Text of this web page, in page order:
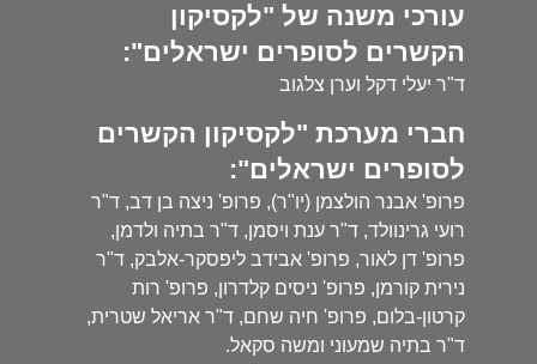
עורכי משנה של "לקסיקון
הקשרים לסופרים ישראלים":
ד"ר יעלי דקל וערן צלגוב
חברי מערכת "לקסיקון הקשרים
לסופרים ישראלים":
פרופ' אבנר הולצמן (יו"ר), פרופ' ניצה בן דב, ד"ר
רועי גרינוולד, ד"ר ענת ויסמן, ד"ר בתיה ולדמן,
פרופ' דן לאור, פרופ' אבידב ליפסקר-אלבק, ד"ר
נירית קורמן, פרופ' ניסים קלדרון, פרופ' רות
קרטון-בלום, פרופ' חיה שחם, ד"ר אריאל שטרית,
ד"ר בתיה שמעוני ומשה סקאל.